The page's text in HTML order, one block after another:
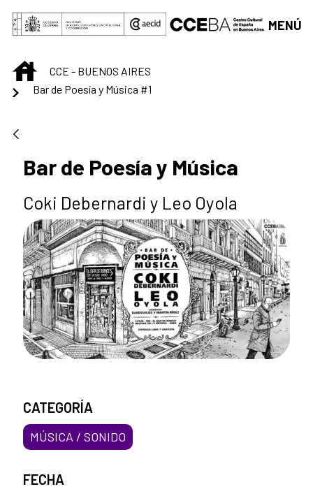
Saltar al contenido principal
MENÚ
INICIOCCE - BUENOS AIRES
Bar de Poesía y Música #1
Bar de Poesía y Música
Coki Debernardi y Leo Oyola
CATEGORÍA
MÚSICA / SONIDO
FECHA